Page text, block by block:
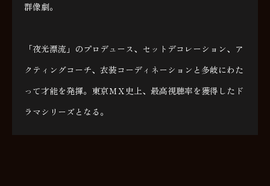
群像劇。
「夜光漂流」のプロデュース、セットデコレーション、ア
クティングコーチ、衣装コーディネーションと多岐にわた
って才能を発揮。東京ＭＸ史上、最高視聴率を獲得したド
ラマシリーズとなる。